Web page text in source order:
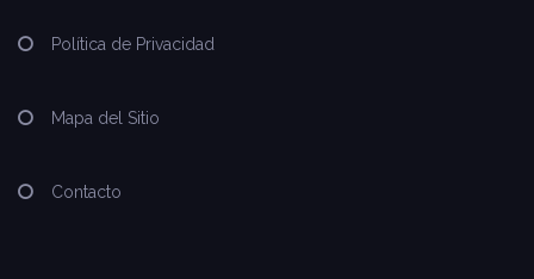
Política de Privacidad
Mapa del Sitio
Contacto